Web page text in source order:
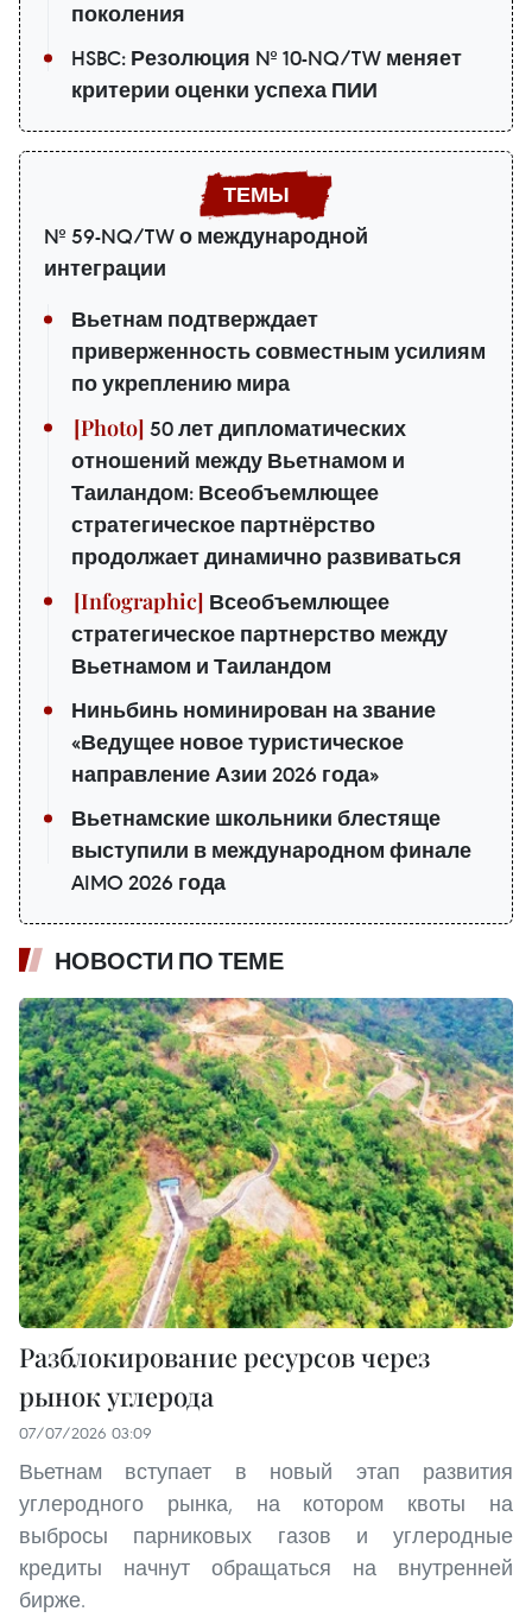
поколения
HSBC: Резолюция № 10-NQ/TW меняет
критерии оценки успеха ПИИ
№ 59-NQ/TW о международной
интеграции
Вьетнам подтверждает
приверженность совместным усилиям
по укреплению мира
50 лет дипломатических
отношений между Вьетнамом и
Таиландом: Всеобъемлющее
стратегическое партнёрство
продолжает динамично развиваться
Всеобъемлющее
стратегическое партнерство между
Вьетнамом и Таиландом
Ниньбинь номинирован на звание
«Ведущее новое туристическое
направление Азии 2026 года»
Вьетнамские школьники блестяще
выступили в международном финале
AIMO 2026 года
НОВОСТИ ПО ТЕМЕ
Разблокирование ресурсов через
рынок углерода
07/07/2026 03:09
Вьетнам вступает в новый этап развития
углеродного рынка, на котором квоты на
выбросы парниковых газов и углеродные
кредиты начнут обращаться на внутренней
бирже.